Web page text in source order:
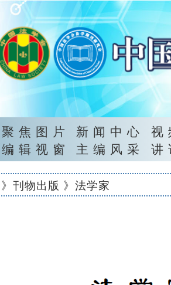
聚焦图片 新闻中心
编辑视窗 主编风采
》刊物出版 》法学家